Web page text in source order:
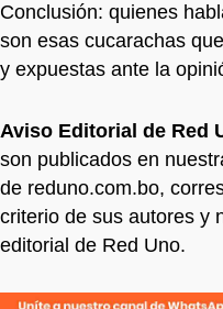
Conclusión: quienes
son esas cucarachas
y expuestas ante la
Aviso Editorial de Red
son publicados en
de reduno.com.bo,
criterio de sus autores y
editorial de Red Uno.